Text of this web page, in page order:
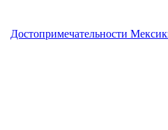
Достопримечательности